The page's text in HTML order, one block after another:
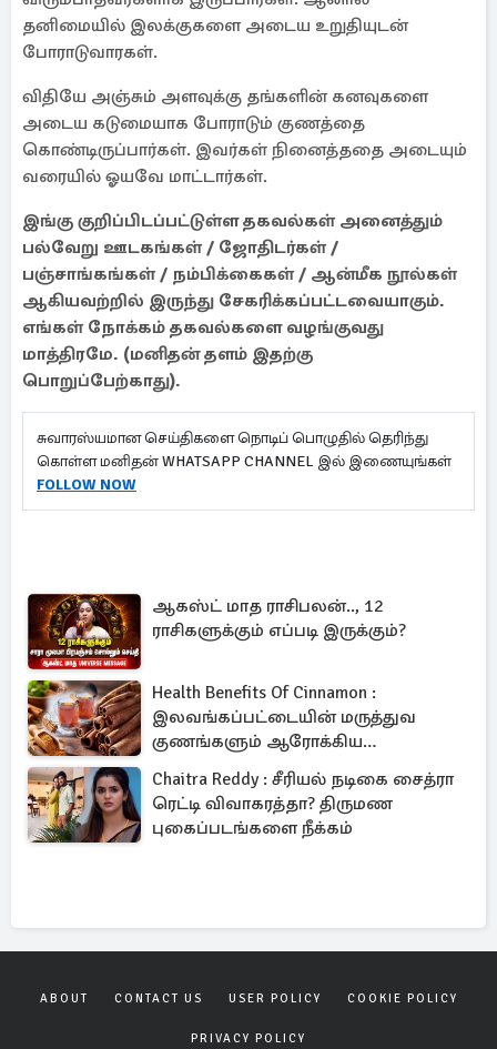
தனிமையில் இலக்குகளை அடைய உறுதியுடன்
போராடுவாரகள்.
விதியே அஞ்சும் அளவுக்கு தங்களின் கனவுகளை
அடைய கடுமையாக போராடும் குணத்தை
கொண்டிருப்பார்கள். இவர்கள் நினைத்ததை அடையும்
வரையில் ஓயவே மாட்டார்கள்.
இங்கு குறிப்பிடப்பட்டுள்ள தகவல்கள் அனைத்தும்
பல்வேறு ஊடகங்கள் / ஜோதிடர்கள் /
பஞ்சாங்கங்கள் / நம்பிக்கைகள் / ஆன்மீக நூல்கள்
ஆகியவற்றில் இருந்து சேகரிக்கப்பட்டவையாகும்.
எங்கள் நோக்கம் தகவல்களை வழங்குவது
மாத்திரமே. (மனிதன் தளம் இதற்கு
பொறுப்பேற்காது).
சுவாரஸ்யமான செய்திகளை நொடிப் பொழுதில் தெரிந்து
கொள்ள மனிதன் WHATSAPP CHANNEL இல் இணையுங்கள்
FOLLOW NOW
ஆகஸ்ட் மாத ராசிபலன்.., 12
ராசிகளுக்கும் எப்படி இருக்கும்?
Health Benefits Of Cinnamon :
இலவங்கப்பட்டையின் மருத்துவ
குணங்களும் ஆரோக்கிய
நன்மைகளும்!
Chaitra Reddy : சீரியல் நடிகை சைத்ரா
ரெட்டி விவாகரத்தா? திருமண
புகைப்படங்களை நீக்கம்
ABOUT CONTACT US USER POLICY COOKIE POLICY
PRIVACY POLICY